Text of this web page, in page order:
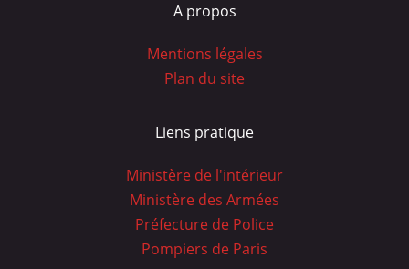
A propos
Mentions légales
Plan du site
Liens pratique
Ministère de l'intérieur
Ministère des Armées
Préfecture de Police
Pompiers de Paris